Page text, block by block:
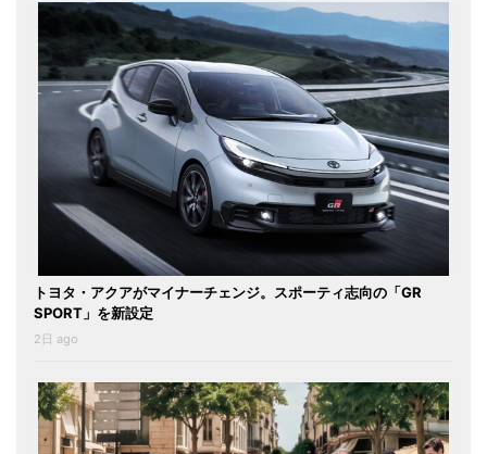
トヨタ・アクアがマイナーチェンジ。スポーティ志向の「GR
SPORT」を新設定
2日 ago